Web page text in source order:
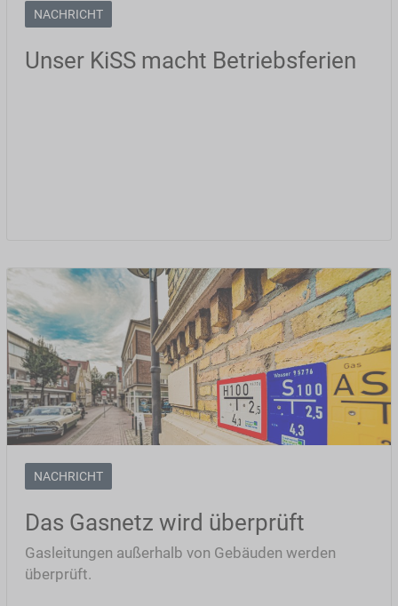
NACHRICHT
Unser KiSS macht Betriebsferien
NACHRICHT
Das Gasnetz wird überprüft
Gasleitungen außerhalb von Gebäuden werden
überprüft.